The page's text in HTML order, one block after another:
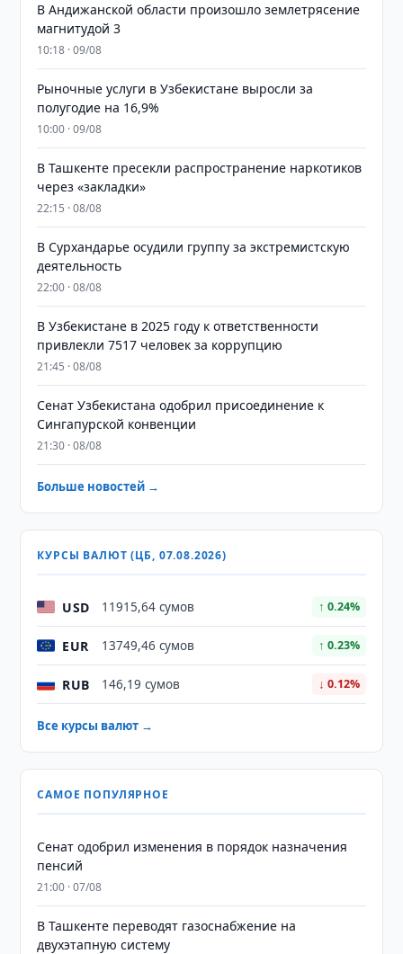
В Андижанской области произошло землетрясение
магнитудой 3
10:18 · 09/08
Рыночные услуги в Узбекистане выросли за
полугодие на 16,9%
10:00 · 09/08
В Ташкенте пресекли распространение наркотиков
через «закладки»
22:15 · 08/08
В Сурхандарье осудили группу за экстремистскую
деятельность
22:00 · 08/08
В Узбекистане в 2025 году к ответственности
привлекли 7517 человек за коррупцию
21:45 · 08/08
Сенат Узбекистана одобрил присоединение к
Сингапурской конвенции
21:30 · 08/08
Больше новостей →
КУРСЫ ВАЛЮТ (ЦБ, 07.08.2026)
USD 11915,64 сумов ↑ 0.24%
EUR 13749,46 сумов ↑ 0.23%
RUB 146,19 сумов ↓ 0.12%
Все курсы валют →
САМОЕ ПОПУЛЯРНОЕ
Сенат одобрил изменения в порядок назначения
пенсий
21:00 · 07/08
В Ташкенте переводят газоснабжение на
двухэтапную систему